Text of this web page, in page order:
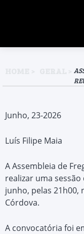
Junho, 23-2026
Luís Filipe Maia
A Assembleia de
realizar uma
junho, pelas 21h00,
Córdova.
A convocatória foi